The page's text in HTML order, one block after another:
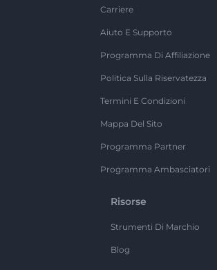
Carriere
Aiuto E Supporto
Programma Di Affiliazione
Politica Sulla Riservatezza
Termini E Condizioni
Mappa Del Sito
Programma Partner
Programma Ambasciatori
Risorse
Strumenti Di Marchio
Blog